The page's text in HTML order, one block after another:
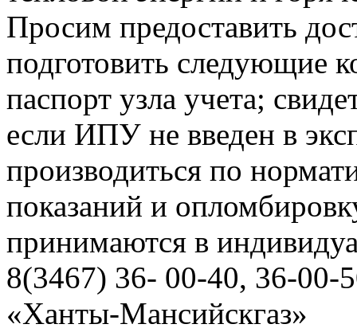
Просим предоставить
подготовить следующие
паспорт узла учета;
если ИПУ не введен в
производиться по
показаний и
принимаются в
8(3467) 36- 00-40, 36-
«Ханты-Мансийскгаз»